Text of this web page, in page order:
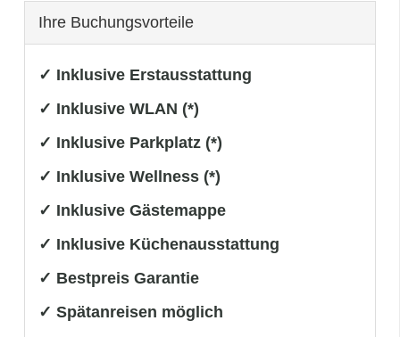
Ihre Buchungsvorteile
✓ Inklusive Erstausstattung
✓ Inklusive WLAN (*)
✓ Inklusive Parkplatz (*)
✓ Inklusive Wellness (*)
✓ Inklusive Gästemappe
✓ Inklusive Küchenausstattung
✓ Bestpreis Garantie
✓ Spätanreisen möglich